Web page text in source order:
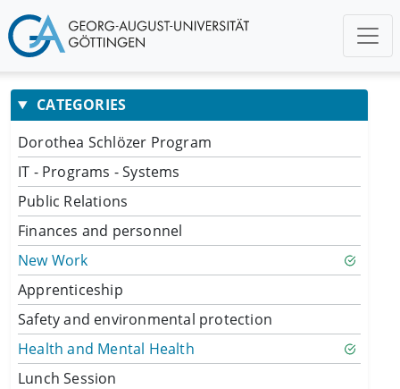
CATEGORIES
Dorothea Schlözer Program
IT - Programs - Systems
Public Relations
Finances and personnel
New Work
Apprenticeship
Safety and environmental protection
Health and Mental Health
Lunch Session